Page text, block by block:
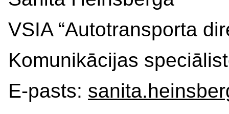
VSIA “Autotransporta
Komunikācijas
E-pasts: